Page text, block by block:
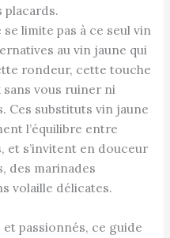
placards.
limite pas à ce seul vin
au vin jaune qui
rondeur, cette touche
vous ruiner ni
Ces substituts vin jaune
l’équilibre entre
et s’invitent en douceur
des marinades
volaille délicates.
passionnés, ce guide